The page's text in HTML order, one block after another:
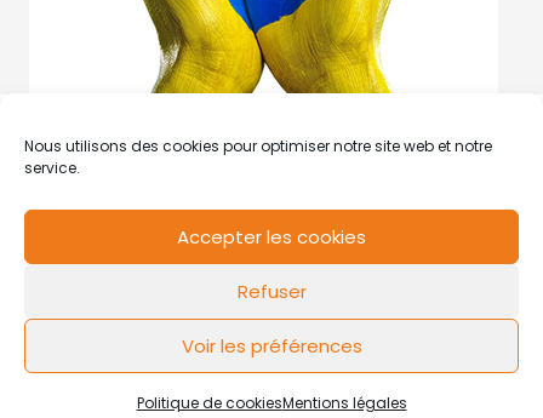
Nous utilisons des cookies pour optimiser notre site web et notre
service.
Accepter les cookies
Refuser
Voir les préférences
Politique de cookiesMentions légales
Mentions légales Politique de cookies
FLOW44